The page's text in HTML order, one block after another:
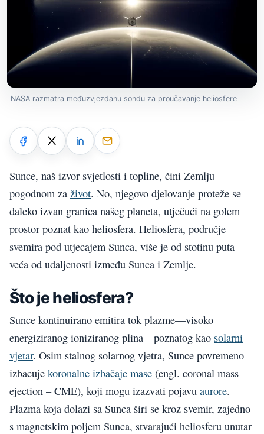
NASA razmatra međuzvjezdanu sondu za proučavanje heliosfere
Sunce, naš izvor svjetlosti i topline, čini Zemlju
pogodnom za život. No, njegovo djelovanje proteže se
daleko izvan granica našeg planeta, utječući na golem
prostor poznat kao heliosfera. Heliosfera, područje
svemira pod utjecajem Sunca, više je od stotinu puta
veća od udaljenosti između Sunca i Zemlje.
Što je heliosfera?
Sunce kontinuirano emitira tok plazme—visoko
energiziranog ioniziranog plina—poznatog kao solarni
vjetar. Osim stalnog solarnog vjetra, Sunce povremeno
izbacuje koronalne izbačaje mase (engl. coronal mass
ejection – CME), koji mogu izazvati pojavu aurore.
Plazma koja dolazi sa Sunca širi se kroz svemir, zajedno
s magnetskim poljem Sunca, stvarajući heliosferu unutar